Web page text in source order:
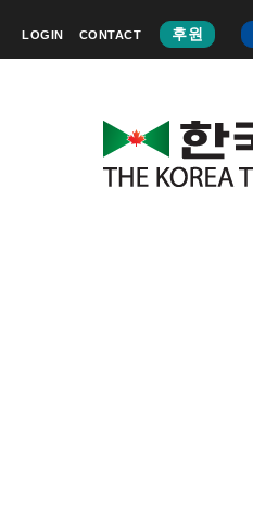
LOGIN CONTACT 후원